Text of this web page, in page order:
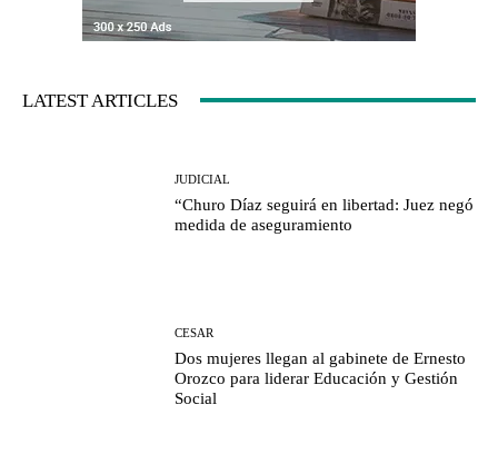
LATEST ARTICLES
JUDICIAL
“Churo Díaz seguirá en libertad: Juez negó
medida de aseguramiento
CESAR
Dos mujeres llegan al gabinete de Ernesto
Orozco para liderar Educación y Gestión
Social